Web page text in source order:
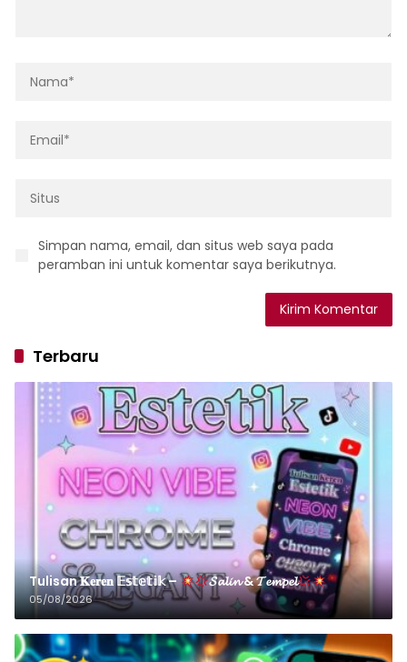
Simpan nama, email, dan situs web saya pada
peramban ini untuk komentar saya berikutnya.
Terbaru
Tulisan 𝐊𝐞𝐫𝐞𝐧 𝔼𝕤𝕥𝕖𝕥𝕚𝕜 – 𝓢𝓪𝓵𝓲𝓷 & 𝓣𝓮𝓶𝓹𝓮𝓵
05/08/2026